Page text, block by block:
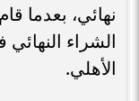
نهائي، بعدما
الشراء
الأهلي.